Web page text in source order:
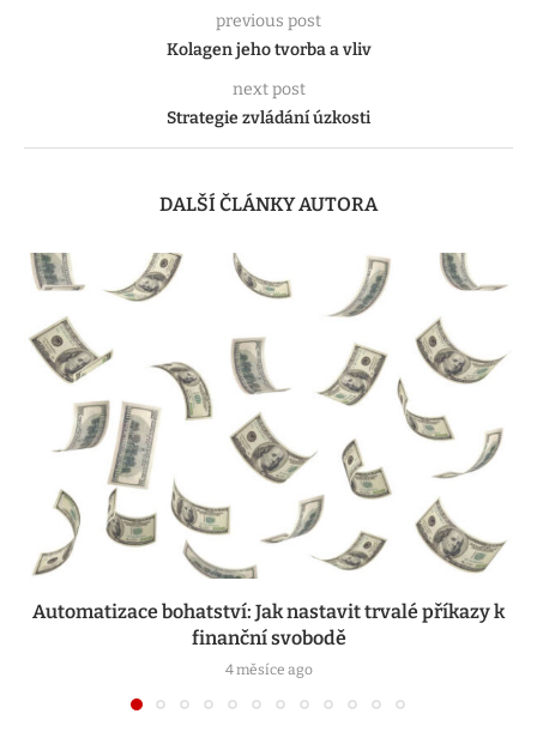
previous post
Kolagen jeho tvorba a vliv
next post
Strategie zvládání úzkosti
DALŠÍ ČLÁNKY AUTORA
Automatizace bohatství: Jak nastavit trvalé příkazy k
finanční svobodě
4 měsíce ago